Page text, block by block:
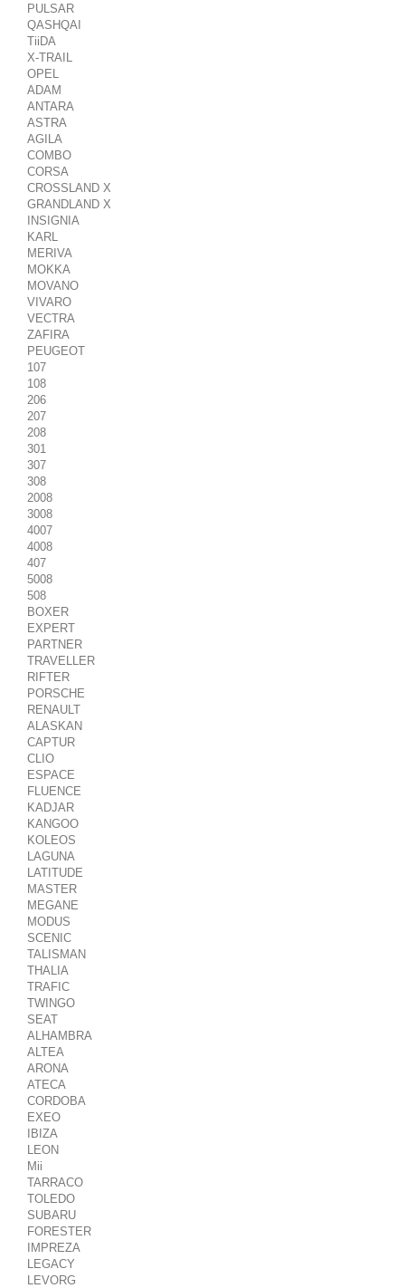
PULSAR
QASHQAI
TiiDA
X-TRAIL
OPEL
ADAM
ANTARA
ASTRA
AGILA
COMBO
CORSA
CROSSLAND X
GRANDLAND X
INSIGNIA
KARL
MERIVA
MOKKA
MOVANO
VIVARO
VECTRA
ZAFIRA
PEUGEOT
107
108
206
207
208
301
307
308
2008
3008
4007
4008
407
5008
508
BOXER
EXPERT
PARTNER
TRAVELLER
RIFTER
PORSCHE
RENAULT
ALASKAN
CAPTUR
CLIO
ESPACE
FLUENCE
KADJAR
KANGOO
KOLEOS
LAGUNA
LATITUDE
MASTER
MEGANE
MODUS
SCENIC
TALISMAN
THALIA
TRAFIC
TWINGO
SEAT
ALHAMBRA
ALTEA
ARONA
ATECA
CORDOBA
EXEO
IBIZA
LEON
Mii
TARRACO
TOLEDO
SUBARU
FORESTER
IMPREZA
LEGACY
LEVORG